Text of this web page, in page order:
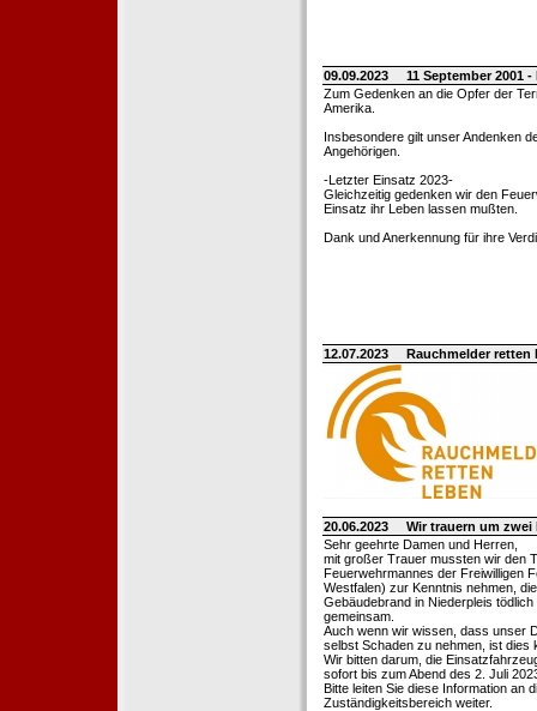
09.09.2023
11 September 2001
Zum Gedenken an die Opfer der
Amerika.
Insbesondere gilt unser Andenken
Angehörigen.
-Letzter Einsatz 2023-
Gleichzeitig gedenken wir den
Einsatz ihr Leben lassen mußten.
Dank und Anerkennung für ihre
12.07.2023 Rauchmelder retten
20.06.2023
Wir trauern um
Sehr geehrte Damen und Herren,
mit großer Trauer mussten wir den
Feuerwehrmannes der Freiwilligen
Westfalen) zur Kenntnis nehmen,
Gebäudebrand in Niederpleis
gemeinsam.
Auch wenn wir wissen, dass unser
selbst Schaden zu nehmen, ist dies
Wir bitten darum, die
sofort bis zum Abend des 2. Juli
Bitte leiten Sie diese Information an
Zuständigkeitsbereich weiter.